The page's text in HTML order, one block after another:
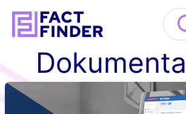
Lösungen
Industrien